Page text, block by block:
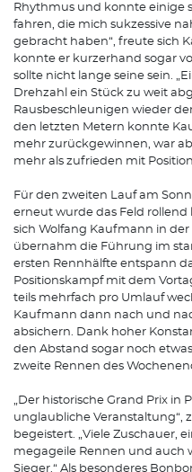
Rhythmus und konnte einige
fahren, die mich sukzessive
gebracht haben“, freute sich
konnte er kurzerhand sogar
sollte nicht lange seine sein.
Drehzahl ein Stück zu weit
Rausbeschleunigen wieder
den letzten Metern konnte
mehr zurückgewinnen, war
mehr als zufrieden mit
Für den zweiten Lauf am
erneut wurde das Feld rollend
sich Wolfang Kaufmann in
übernahm die Führung im
ersten Rennhälfte entspann
Positionskampf mit dem
teils mehrfach pro Umlauf
Kaufmann dann nach und
absichern. Dank hoher
den Abstand sogar noch
zweite Rennen des
„Der historische Grand Prix in
unglaubliche Veranstaltung“,
begeistert. „Viele Zuschauer,
megageile Rennen und auch
Sieger.“ Als besonderes